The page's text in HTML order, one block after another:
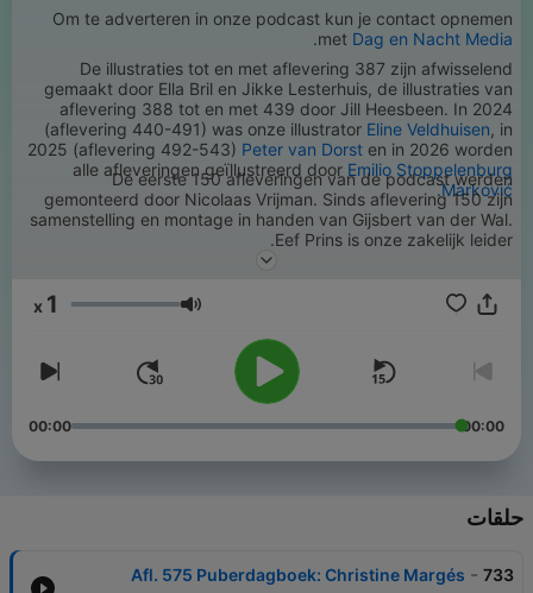
Om te adverteren in onze podcast kun je contact opnemen
met Dag en Nacht Media
.
De illustraties tot en met aflevering 387 zijn afwisselend
gemaakt door Ella Bril en Jikke Lesterhuis, de illustraties van
aflevering 388 tot en met 439 door Jill Heesbeen. In 2024
(aflevering 440-491) was onze illustrator Eline Veldhuisen, in
2025 (aflevering 492-543) Peter van Dorst en in 2026 worden
alle afleveringen geïllustreerd door Emilio Stoppelenburg
Marković
.
De eerste 150 afleveringen van de podcast werden
gemonteerd door Nicolaas Vrijman. Sinds aflevering 150 zijn
samenstelling en montage in handen van Gijsbert van der Wal.
Eef Prins is onze zakelijk leider.
مستوى الصوت 1
00:00
00:00
حلقات
733
-
Afl. 575 Puberdagboek: Christine Margés